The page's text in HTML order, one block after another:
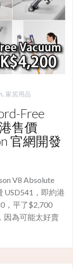
, 家居用品
Free
售價
官網開發
V8 Absolute
USD541，即約港
，平了$2,700
因為可能太好賣